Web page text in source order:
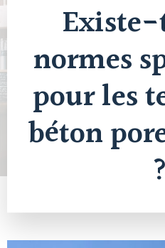
normes
pour les
béton
?